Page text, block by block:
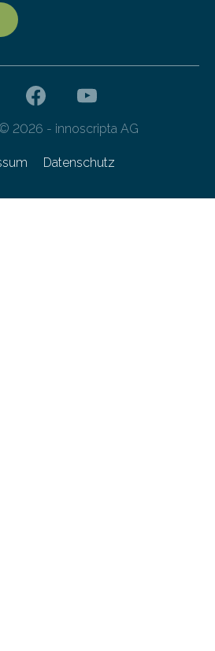
2026 - innoscripta AG
Datenschutz